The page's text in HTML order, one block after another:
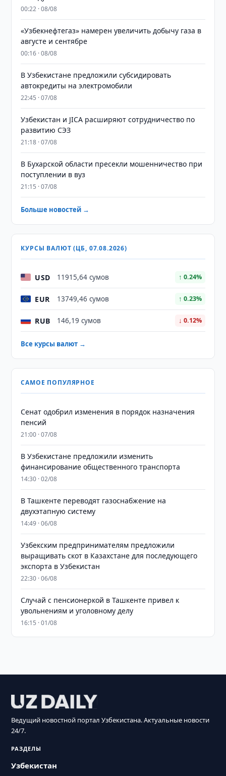
00:22 · 08/08
«Узбекнефтегаз» намерен увеличить добычу газа в
августе и сентябре
00:16 · 08/08
В Узбекистане предложили субсидировать
автокредиты на электромобили
22:45 · 07/08
Узбекистан и JICA расширяют сотрудничество по
развитию СЭЗ
21:18 · 07/08
В Бухарской области пресекли мошенничество при
поступлении в вуз
21:15 · 07/08
Больше новостей →
КУРСЫ ВАЛЮТ (ЦБ, 07.08.2026)
USD 11915,64 сумов ↑ 0.24%
EUR 13749,46 сумов ↑ 0.23%
RUB 146,19 сумов ↓ 0.12%
Все курсы валют →
САМОЕ ПОПУЛЯРНОЕ
Сенат одобрил изменения в порядок назначения
пенсий
21:00 · 07/08
В Узбекистане предложили изменить
финансирование общественного транспорта
14:30 · 02/08
В Ташкенте переводят газоснабжение на
двухэтапную систему
14:49 · 06/08
Узбекским предпринимателям предложили
выращивать скот в Казахстане для последующего
экспорта в Узбекистан
22:30 · 06/08
Случай с пенсионеркой в Ташкенте привел к
увольнениям и уголовному делу
16:15 · 01/08
Ведущий новостной портал Узбекистана. Актуальные новости
24/7.
РАЗДЕЛЫ
Узбекистан